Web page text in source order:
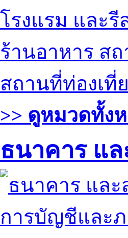
โรงแรม และรี
ร้านอาหาร ส
สถานที่ท่องเที่
>> ดูหมวดทั้ง
ธนาคาร แล
การบัญชีและ